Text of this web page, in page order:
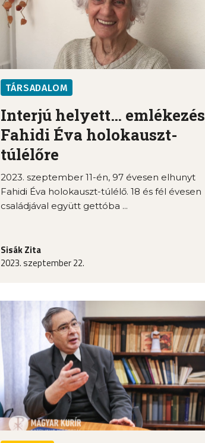
TÁRSADALOM
Interjú helyett… emlékezés
Fahidi Éva holokauszt-
túlélőre
2023. szeptember 11-én, 97 évesen elhunyt
Fahidi Éva holokauszt-túlélő. 18 és fél évesen
családjával együtt gettóba ...
Sisák Zita
2023. szeptember 22.